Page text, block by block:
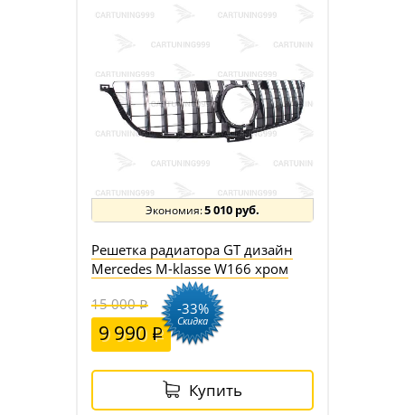
5 010 руб.
Решетка радиатора GT дизайн
Mercedes M-klasse W166 хром
15 000
9 990
-33%
Скидка
Купить